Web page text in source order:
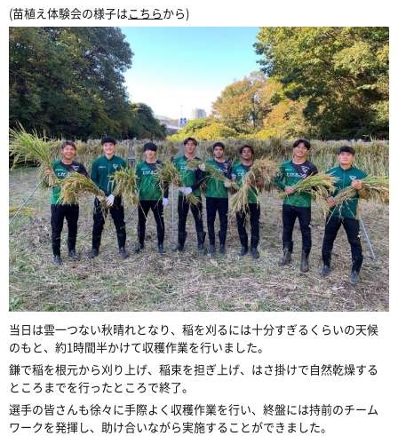
(苗植え体験会の様子はこちらから)
当日は雲一つない秋晴れとなり、稲を刈るには十分すぎるくらいの天候
のもと、約1時間半かけて収穫作業を行いました。
鎌で稲を根元から刈り上げ、稲束を担ぎ上げ、はさ掛けで自然乾燥する
ところまでを行ったところで終了。
選手の皆さんも徐々に手際よく収穫作業を行い、終盤には持前のチーム
ワークを発揮し、助け合いながら実施することができました。